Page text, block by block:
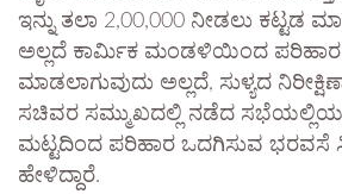
ಇನ್ನು ತಲಾ 2,00,000 ನೀಡಲು ಕಟ್ಟಡ
ಅಲ್ಲದೆ ಕಾರ್ಮಿಕ ಮಂಡಳಿಯಿಂದ ಪರಿಹಾರ
ಮಾಡಲಾಗುವುದು ಅಲ್ಲದೆ, ಸುಳ್ಯದ
ಸಚಿವರ ಸಮ್ಮುಖದಲ್ಲಿ ನಡೆದ
ಮಟ್ಟದಿಂದ ಪರಿಹಾರ ಒದಗಿಸುವ ಭರವಸೆ
ಹೇಳಿದ್ದಾರೆ.